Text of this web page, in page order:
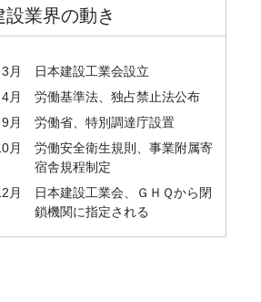
設業界の動き
3月
日本建設工業会設立
4月
労働基準法、独占禁止法公布
9月
労働省、特別調達庁設置
月
労働安全衛生規則、事業附属寄
宿舎規程制定
月
日本建設工業会、ＧＨＱから閉
鎖機関に指定される